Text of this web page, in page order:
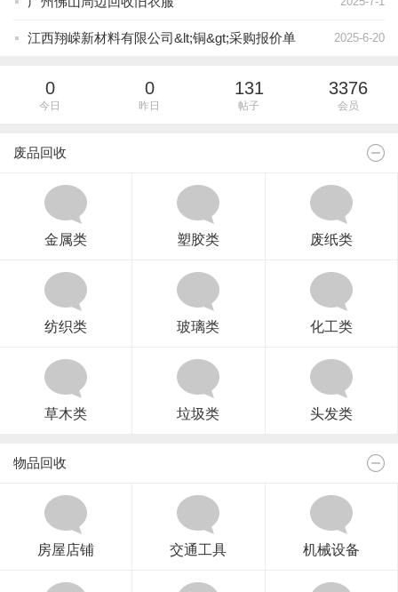
2025-6-20
江西翔嵘新材料有限公司&lt;铜&gt;采购报价单
0
今日
0
昨日
131
帖子
3376
会员
废品回收
金属类 塑胶类 废纸类
纺织类 玻璃类 化工类
草木类 垃圾类 头发类
物品回收
房屋店铺 交通工具 机械设备